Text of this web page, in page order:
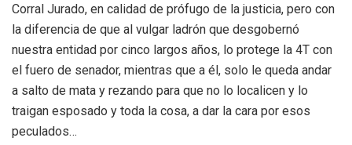
Corral Jurado, en calidad de prófugo de la justicia, pero con
la diferencia de que al vulgar ladrón que desgobernó
nuestra entidad por cinco largos años, lo protege la 4T con
el fuero de senador, mientras que a él, solo le queda andar
a salto de mata y rezando para que no lo localicen y lo
traigan esposado y toda la cosa, a dar la cara por esos
peculados…